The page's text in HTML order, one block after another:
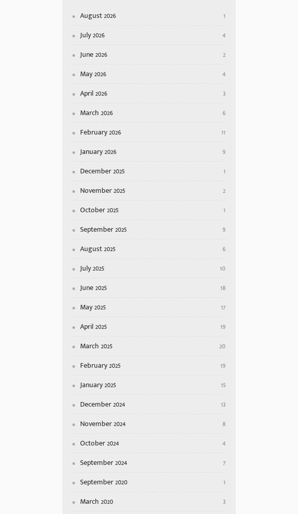
August 2026
1
July 2026
4
June 2026
2
May 2026
4
April 2026
3
March 2026
6
February 2026
11
January 2026
9
December 2025
1
November 2025
2
October 2025
1
September 2025
9
August 2025
6
July 2025
10
June 2025
18
May 2025
17
April 2025
19
March 2025
20
February 2025
19
January 2025
15
December 2024
13
November 2024
8
October 2024
4
September 2024
7
September 2020
1
March 2020
3